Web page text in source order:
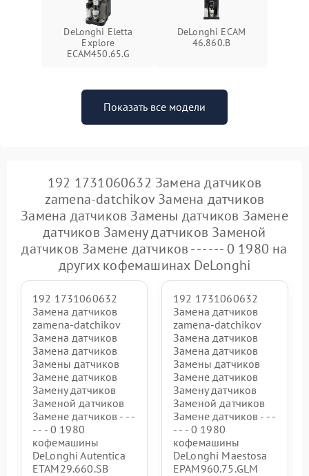
DeLonghi Eletta
Explore
ECAM450.65.G
DeLonghi ECAM
46.860.B
Показать все модели
192 1731060632 Замена датчиков
zamena-datchikov Замена датчиков
Замена датчиков Замены датчиков Замене
датчиков Замену датчиков Заменой
датчиков Замене датчиков - - - - - - 0 1980 на
других кофемашинах DeLonghi
192 1731060632
Замена датчиков
zamena-datchikov
Замена датчиков
Замена датчиков
Замены датчиков
Замене датчиков
Замену датчиков
Заменой датчиков
Замене датчиков - - -
- - - 0 1980
кофемашины
DeLonghi Autentica
ETAM29.660.SB
192 1731060632
Замена датчиков
zamena-datchikov
Замена датчиков
Замена датчиков
Замены датчиков
Замене датчиков
Замену датчиков
Заменой датчиков
Замене датчиков - - -
- - - 0 1980
кофемашины
DeLonghi Maestosa
EPAM960.75.GLM